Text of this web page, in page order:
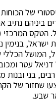
של
ביניהם נתיב
בנימין
המושל
עטר
בני
שחזור של
שבע.